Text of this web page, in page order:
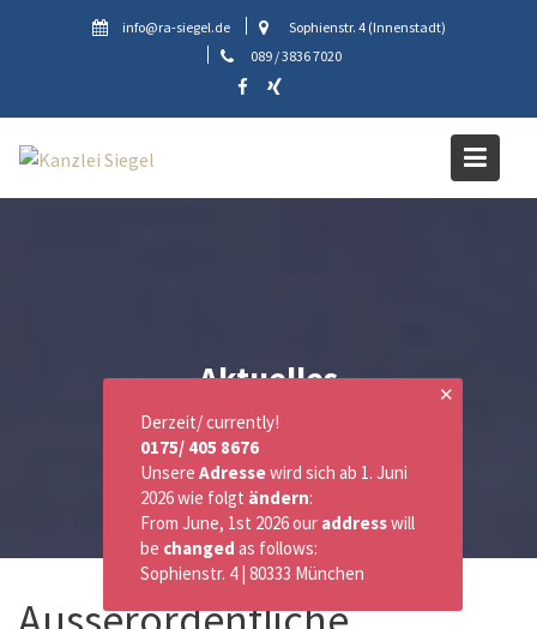
info@ra-siegel.de
Sophienstr. 4 (Innenstadt)
089 / 3836 7020
Aktuelles
✕
Derzeit/ currently!
0175/ 405 8676
Unsere Adressewird sich ab 1. Juni
2026 wie folgt ändern:
From June, 1st 2026 our addresswill
be changed as follows:
Sophienstr. 4 | 80333 München